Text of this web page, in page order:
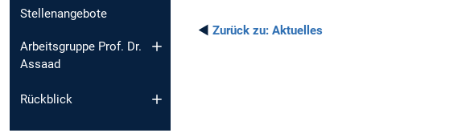
Stellenangebote
Arbeitsgruppe Prof. Dr.
Assaad
Rückblick
◄ Zurück zu: Aktuelles